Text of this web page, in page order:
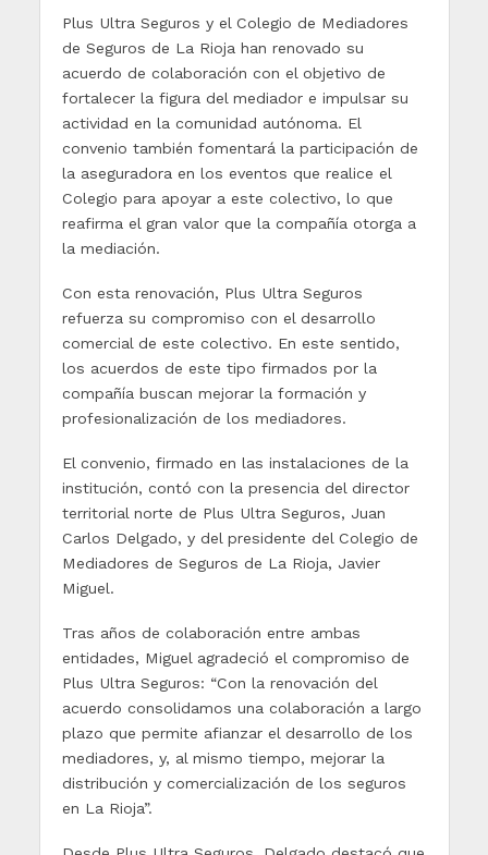
Plus Ultra Seguros y el Colegio de Mediadores
de Seguros de La Rioja han renovado su
acuerdo de colaboración con el objetivo de
fortalecer la figura del mediador e impulsar su
actividad en la comunidad autónoma. El
convenio también fomentará la participación de
la aseguradora en los eventos que realice el
Colegio para apoyar a este colectivo, lo que
reafirma el gran valor que la compañía otorga a
la mediación.
Con esta renovación, Plus Ultra Seguros
refuerza su compromiso con el desarrollo
comercial de este colectivo. En este sentido,
los acuerdos de este tipo firmados por la
compañía buscan mejorar la formación y
profesionalización de los mediadores.
El convenio, firmado en las instalaciones de la
institución, contó con la presencia del director
territorial norte de Plus Ultra Seguros, Juan
Carlos Delgado, y del presidente del Colegio de
Mediadores de Seguros de La Rioja, Javier
Miguel.
Tras años de colaboración entre ambas
entidades, Miguel agradeció el compromiso de
Plus Ultra Seguros: “Con la renovación del
acuerdo consolidamos una colaboración a largo
plazo que permite afianzar el desarrollo de los
mediadores, y, al mismo tiempo, mejorar la
distribución y comercialización de los seguros
en La Rioja”.